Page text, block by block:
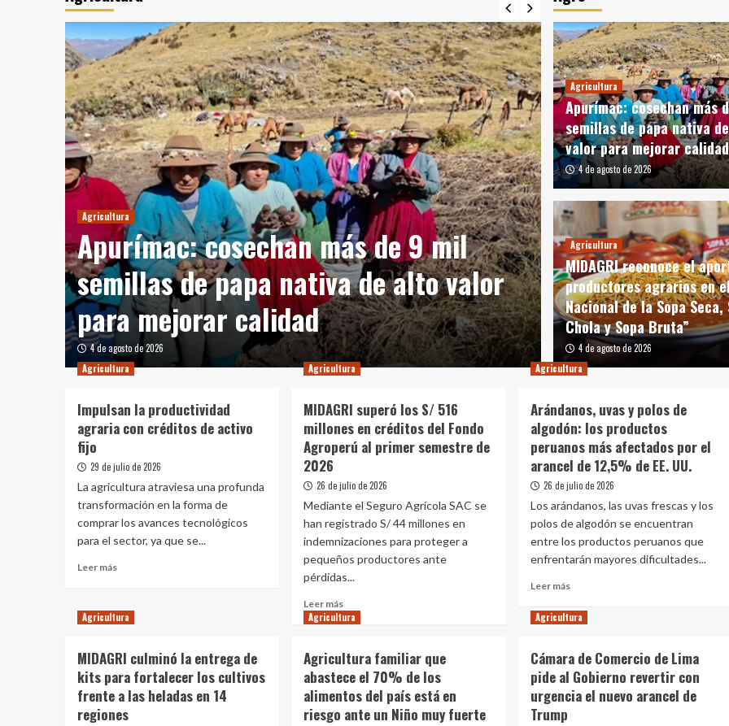
Agricultura
Apurímac: cosechan más de 9 mil
semillas de papa nativa de alto valor
para mejorar calidad
4 de agosto de 2026
Agricultura
MIDAGRI
productores
Nacional de la
Sopa Bruta”
4 de agosto de 2026
Agricultura
Apurímac: cosechan más
semillas de papa nativa
valor para mejorar calidad
4 de agosto de 2026
Agricultura
MIDAGRI reconoce el
productores agrarios en
Nacional de la Sopa Seca,
Chola y Sopa Bruta”
4 de agosto de 2026
Agricultura
Impulsan la productividad
agraria con créditos de activo
fijo
29 de julio de 2026
La agricultura atraviesa una profunda
transformación en la forma de
comprar los avances tecnológicos
para el sector, ya que se...
Leer másLeer
Impulsan
la
agraria
con
créditos
de
activo
Agricultura
MIDAGRI superó los S/ 516
millones en créditos del Fondo
Agroperú al primer semestre de
2026
26 de julio de 2026
Mediante el Seguro Agrícola SAC se
han registrado S/ 44 millones en
indemnizaciones para proteger a
pequeños productores ante
pérdidas...
Leer más
más
superó
los
S/
516
Agricultura
Arándanos, uvas y polos de
algodón: los productos
peruanos más afectados por el
arancel de 12,5% de EE. UU.
26 de julio de 2026
Los arándanos, las uvas frescas y los
polos de algodón se encuentran
entre los productos peruanos que
enfrentarán mayores dificultades...
Leer más
sobre
y
polos
de
Agricultura
MIDAGRI culminó la entrega de
kits para fortalecer los cultivos
frente a las heladas en 14
regiones
Agricultura
Agricultura familiar que
abastece el 70% de los
alimentos del país está en
riesgo ante un Niño muy fuerte
Agricultura
Cámara de Comercio de Lima
pide al Gobierno revertir con
urgencia el nuevo arancel de
Trump